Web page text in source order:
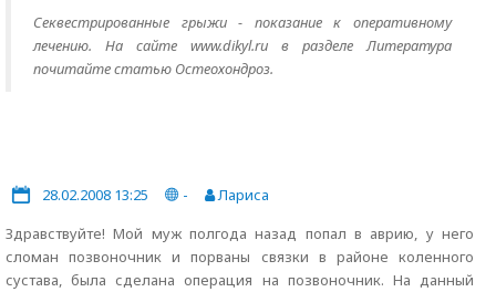
Секвестрированные грыжи - показание к оперативному
лечению. На сайте www.dikyl.ru в разделе Литература
почитайте статью Остеохондроз.
28.02.2008 13:25 -
Лариса
Здравствуйте! Мой муж полгода назад попал в аврию, у него
сломан позвоночник и порваны связки в районе коленного
сустава, была сделана операция на позвоночник. На данный